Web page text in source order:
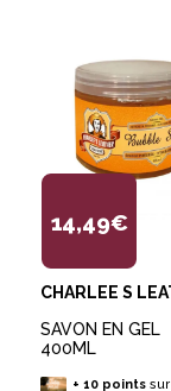
14,49€
CHARLEE S
SAVON EN GEL
400ML
+10 points